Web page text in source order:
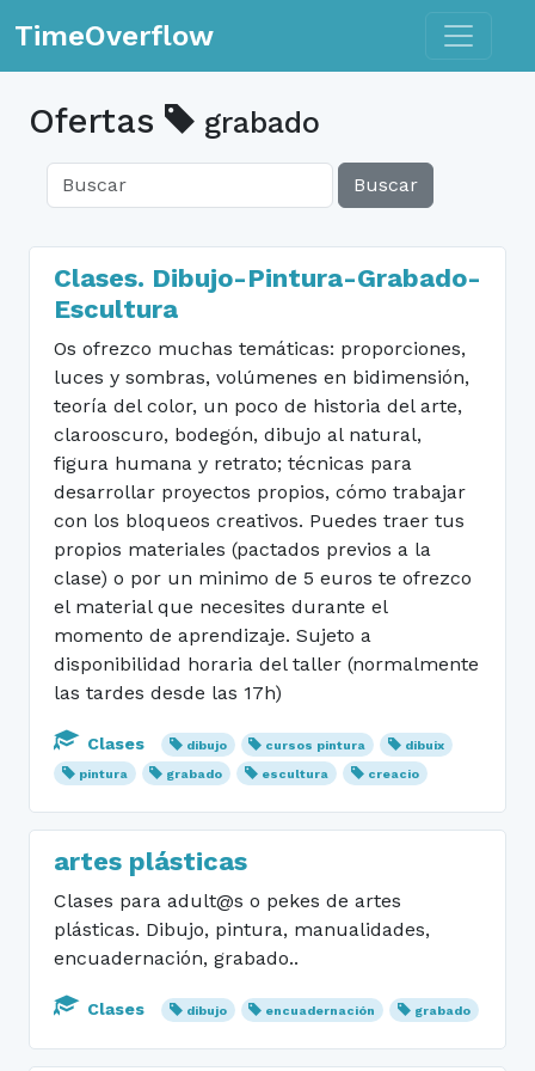
TimeOverflow Toggle
Ofertas grabado
Buscar
Clases. Dibujo-Pintura-Grabado-
Escultura
Os ofrezco muchas temáticas: proporciones,
luces y sombras, volúmenes en bidimensión,
teoría del color, un poco de historia del arte,
clarooscuro, bodegón, dibujo al natural,
figura humana y retrato; técnicas para
desarrollar proyectos propios, cómo trabajar
con los bloqueos creativos. Puedes traer tus
propios materiales (pactados previos a la
clase) o por un minimo de 5 euros te ofrezco
el material que necesites durante el
momento de aprendizaje. Sujeto a
disponibilidad horaria del taller (normalmente
las tardes desde las 17h)
Clases dibujo cursos pintura
dibuix
pintura
grabado escultura creacio
artes plásticas
Clases para adult@s o pekes de artes
plásticas. Dibujo, pintura, manualidades,
encuadernación, grabado..
Clases dibujo encuadernación grabado